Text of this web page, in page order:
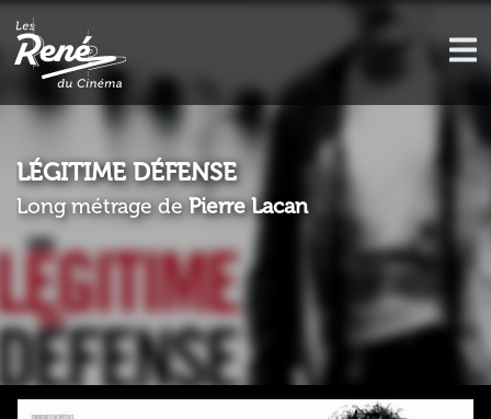
LÉGITIME DÉFENSE
Long métrage dePierre Lacan